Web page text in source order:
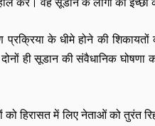
प्रक्रिया के धीमे होने की
ही सूडान की संवैधानिक
को हिरासत में लिए नेताओं को तुरंत